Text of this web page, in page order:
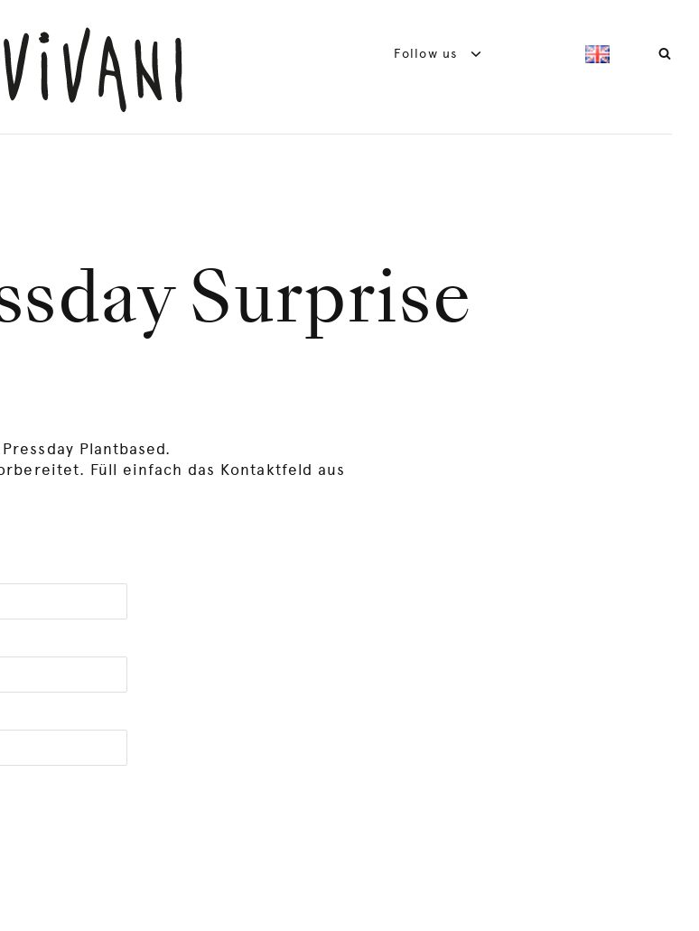
Follow us
Surprise
Plantbased.
Füll einfach das Kontaktfeld aus